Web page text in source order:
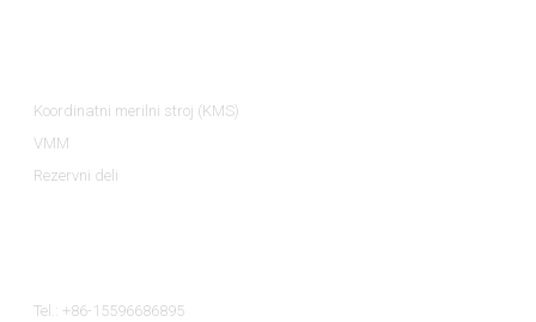
Koordinatni merilni stroj (KMS)
VMM
Rezervni deli
Tel.: +86-15596686895